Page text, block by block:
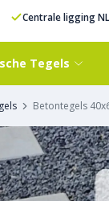
Centrale ligging NL
Tegels
Betontegels